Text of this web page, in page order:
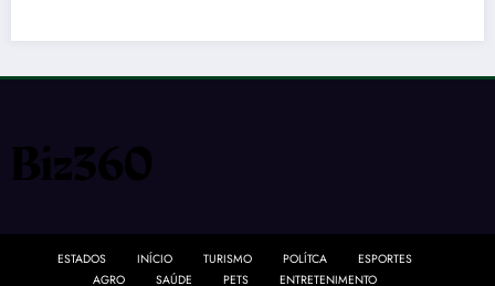
ESTADOS INÍCIO TURISMO POLÍTCA
ESPORTES
AGRO
SAÚDE PETS ENTRETENIMENTO